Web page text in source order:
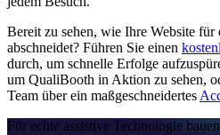
Bereit zu sehen, wie Ihre Website für
abschneidet? Führen Sie einen
durch, um schnelle Erfolge
um QualiBooth in Aktion zu sehen,
Team über ein maßgeschneidertes
Für echte assistive Technologie